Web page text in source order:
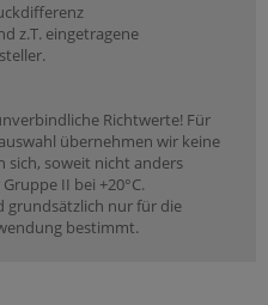
z.T. eingetragene
Richtwerte! Für
übernehmen wir keine
sich, soweit nicht anders
II bei +20°C.
grundsätzlich nur für die
bestimmt.